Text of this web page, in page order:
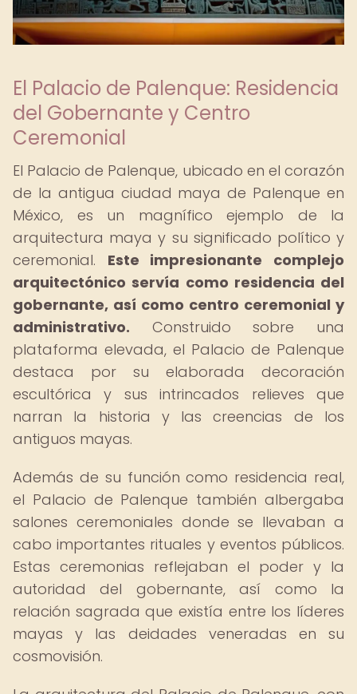
El Palacio de Palenque: Residencia
del Gobernante y Centro
Ceremonial
El Palacio de Palenque, ubicado en el corazón
de la antigua ciudad maya de Palenque en
México, es un magnífico ejemplo de la
arquitectura maya y su significado político y
ceremonial. Este impresionante complejo
arquitectónico servía como residencia del
gobernante, así como centro ceremonial y
administrativo. Construido sobre una
plataforma elevada, el Palacio de Palenque
destaca por su elaborada decoración
escultórica y sus intrincados relieves que
narran la historia y las creencias de los
antiguos mayas.
Además de su función como residencia real,
el Palacio de Palenque también albergaba
salones ceremoniales donde se llevaban a
cabo importantes rituales y eventos públicos.
Estas ceremonias reflejaban el poder y la
autoridad del gobernante, así como la
relación sagrada que existía entre los líderes
mayas y las deidades veneradas en su
cosmovisión.